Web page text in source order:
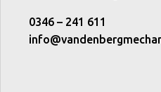
0346 – 241 611